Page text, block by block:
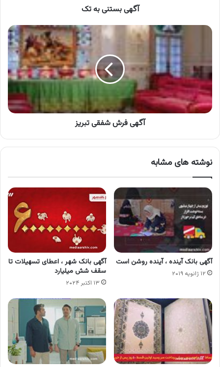
آگهی بستنی به تک
آگهی
آگهی فرش شفقی تبریز
نوشته های مشابه
آگهی بانک آینده ، آینده روشن است
۱۲ ژانویه ۲۰۱۹
آگهی بانک شهر ، اعطای تسهیلات تا
سقف شش میلیارد
۱۳ اکتبر ۲۰۲۴